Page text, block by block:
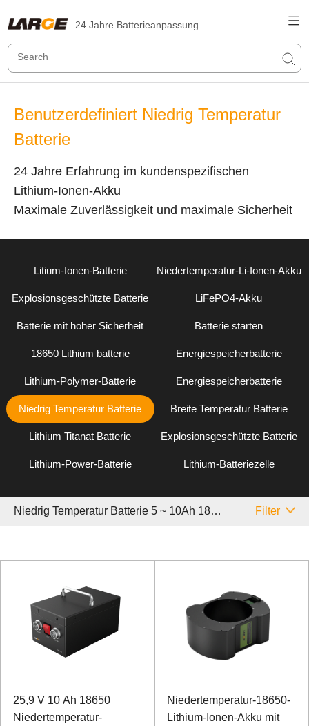
24 Jahre Batterieanpassung
Benutzerdefiniert Niedrig Temperatur
Batterie
24 Jahre Erfahrung im kundenspezifischen
Lithium-Ionen-Akku
Maximale Zuverlässigkeit und maximale Sicherheit
Litium-Ionen-Batterie Niedertemperatur-Li-Ionen-Akku
Explosionsgeschützte Batterie LiFePO4-Akku
Batterie mit hoher Sicherheit Batterie starten
18650 Lithium batterie Energiespeicherbatterie
Lithium-Polymer-Batterie Energiespeicherbatterie
Niedrig Temperatur Batterie Breite Temperatur Batterie
Lithium Titanat Batterie Explosionsgeschützte Batterie
Lithium-Power-Batterie Lithium-Batteriezelle
Niedrig Temperatur Batterie 5 ~ 10Ah 18650 Filter
25,9 V 10 Ah 18650
Niedertemperatur-
Niedertemperatur-18650-
Lithium-Ionen-Akku mit